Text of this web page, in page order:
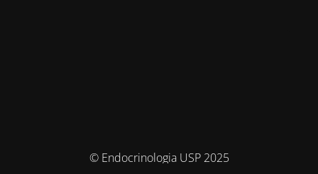
© Endocrinologia USP 2025